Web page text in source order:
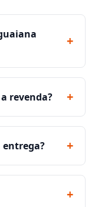
+
revenda? +
+
+